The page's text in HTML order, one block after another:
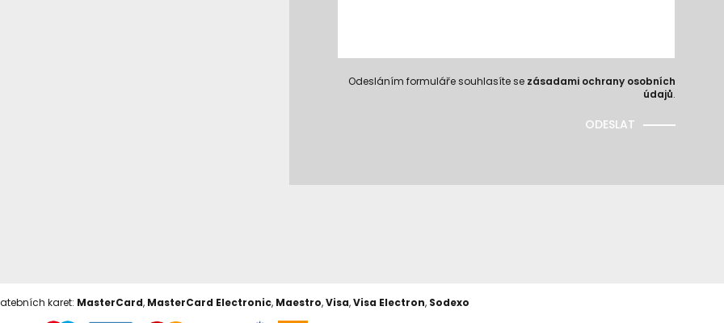
Odesláním formuláře souhlasíte se zásadami ochrany osobních
údajů.
ODESLAT
karet: MasterCard, MasterCard Electronic, Maestro,Visa,Visa Electron, Sodexo